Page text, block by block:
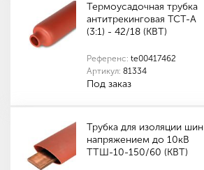
Термоусадочная трубка
антитрекинговая ТСТ-А
(3:1) - 42/18 (КВТ)
Референс: te00417462
Артикул: 81334
Под заказ
Трубка для изоляции шин
напряжением до 10кВ
ТТШ-10-150/60 (КВТ)